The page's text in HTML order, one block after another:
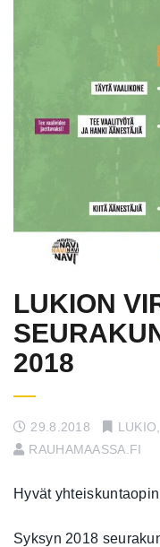
LUKION
2018
29.8.2018 LUKIO
RAUHAMAASSA.FI
Hyvät
Syksyn 2018